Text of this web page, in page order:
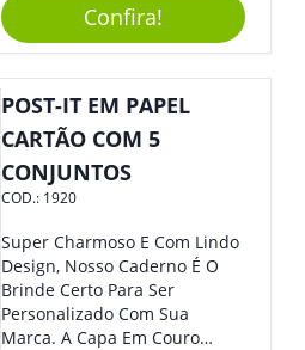
Confira!
POST-IT EM PAPEL
CARTÃO COM 5
CONJUNTOS
COD.: 1920
Super Charmoso E Com Lindo
Design, Nosso Caderno É O
Brinde Certo Para Ser
Personalizado Com Sua
Marca. A Capa Em Couro